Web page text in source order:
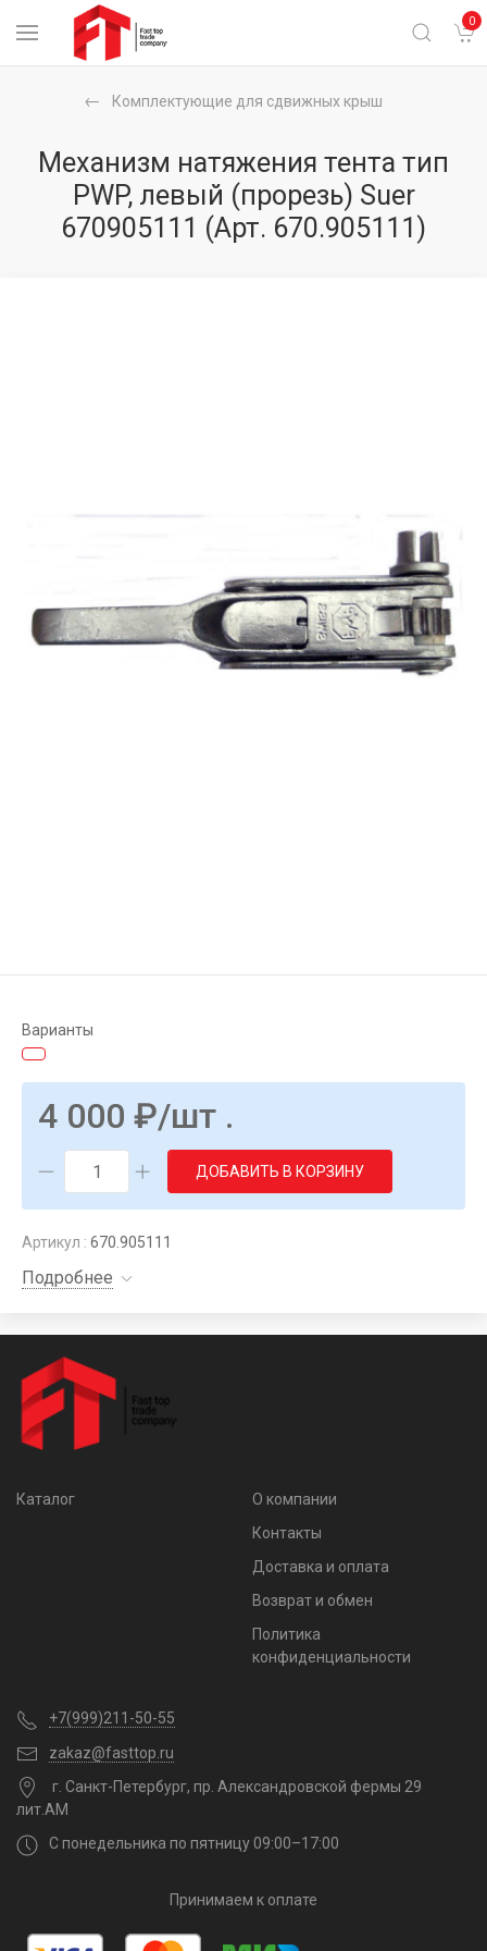
0
Комплектующие для сдвижных крыш
Механизм натяжения тента тип
PWP, левый (прорезь) Suer
670905111 (Арт. 670.905111)
Варианты
4 000 ₽/шт .
ДОБАВИТЬ В КОРЗИНУ
Артикул : 670.905111
Подробнее
Каталог
О компании
Контакты
Доставка и оплата
Возврат и обмен
Политика
конфиденциальности
+7(999)211-50-55
zakaz@fasttop.ru
г. Санкт-Петербург, пр. Александровской фермы 29
лит.АМ
С понедельника по пятницу 09:00–17:00
Принимаем к оплате